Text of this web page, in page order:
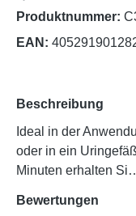
Produktnummer:
EAN:
Beschreibung
Ideal in der
oder in ein
Minuten erhalten
Bewertungen